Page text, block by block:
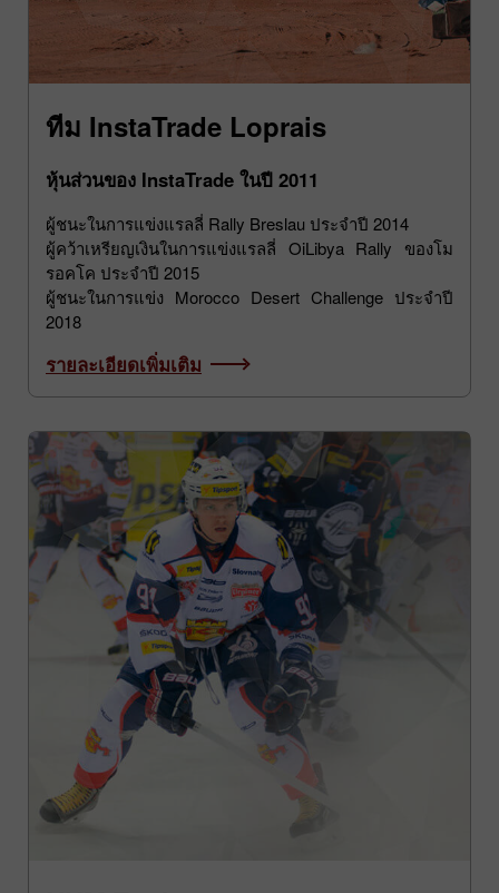
ทีม InstaTrade Loprais
หุ้นส่วนของ InstaTrade ในปี 2011
ผู้ชนะในการแข่งแรลลี่ Rally Breslau ประจำปี 2014
ผู้คว้าเหรียญเงินในการแข่งแรลลี่ OiLibya Rally ของโม
รอคโค ประจำปี 2015
ผู้ชนะในการแข่ง Morocco Desert Challenge ประจำปี
รายละเอียดเพิ่มเติม